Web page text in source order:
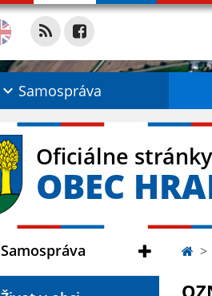
Samospráva
Oficiálne stránky
OBEC
Samospráva